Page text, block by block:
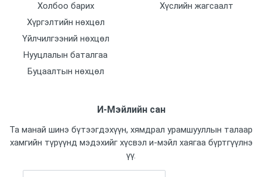
Тийм
Горим
Шөнө өнгөтөөр хардаг
Power input
Мемори картны оролт
Тийм
Холбоо барих
Хүргэлтийн нөхцөл
Үйлчилгээний нөхцөл
Нууцлалын баталгаа
Буцаалтын нөхцөл
Хүслийн жагсаалт
И-Мэйлийн сан
Та манай шинэ бүтээгдэхүүн, хямдрал урамшууллын талаар
хамгийн түрүүнд мэдэхийг хүсвэл и-мэйл хаягаа бүртгүүлнэ
үү.